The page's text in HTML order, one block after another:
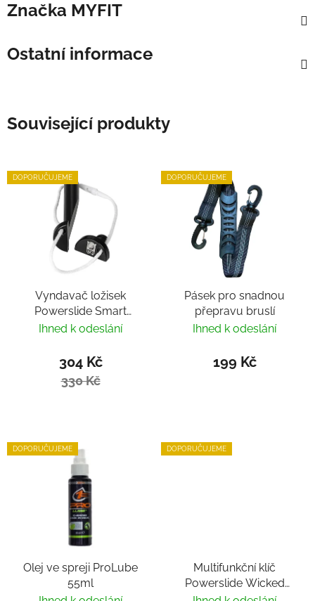
Značka MYFIT
Ostatní informace
Související produkty
DOPORUČUJEME
Vyndavač ložisek
Powerslide Smart
Bearing Remover by
Ihned k odeslání
304 Kč
330 Kč
DOPORUČUJEME
Pásek pro snadnou
přepravu bruslí
Ihned k odeslání
199 Kč
DOPORUČUJEME
Olej ve spreji ProLube
55ml
DOPORUČUJEME
Multifunkční klíč
Powerslide Wicked